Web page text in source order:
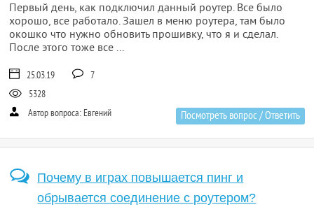
Первый день, как подключил данный роутер. Все было
хорошо, все работало. Зашел в меню роутера, там было
окошко что нужно обновить прошивку, что я и сделал.
После этого тоже все ...
25.03.19
7
5328
Автор вопроса: Евгений
Посмотреть вопрос / Ответить
Почему в играх повышается пинг и
обрывается соединение с роутером?